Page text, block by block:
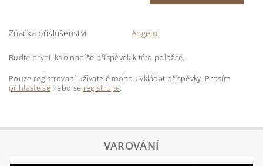
Značka příslušenství Angelo
Buďte první, kdo napíše příspěvek k této položce.
Pouze registrovaní uživatelé mohou vkládat příspěvky. Prosím
přihlaste senebo se registrujte.
VAROVÁNÍ